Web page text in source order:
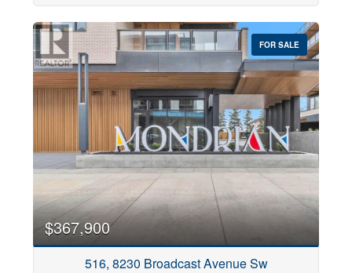
Community
Postal Code
Keyword
FOR SALE
$367,900
516, 8230 Broadcast Avenue Sw